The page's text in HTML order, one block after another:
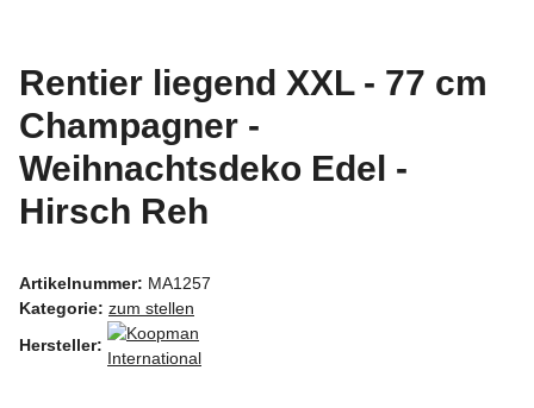
Rentier liegend XXL - 77 cm
Champagner -
Weihnachtsdeko Edel -
Hirsch Reh
Artikelnummer: MA1257
Kategorie: zum stellen
Hersteller: